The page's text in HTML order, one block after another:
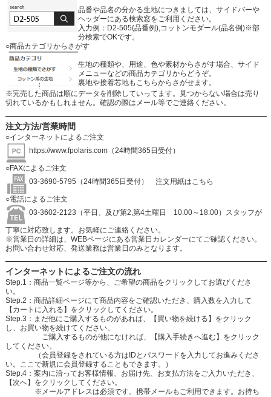
品番や品名の分かる生地につきましては、サイドバーや
ヘッダーにある検索窓をご利用ください。
入力例：D2-505(品番例),コットンモダール(品名例)※部
分検索でOKです。
○商品カテゴリからさがす
生地の種類や、用途、色や素材からさがす場合、サイド
メニューなどの商品カテゴリからどうぞ。
裏地や接着芯地もこちらからさがせます。
※完売した商品は順にデータを削除していってます。見つからない場合は売り
切れているかもしれません。確認の際はメール等でご連絡ください。
注文方法/営業時間
○インターネットによるご注文
https://www.fpolaris.com（24時間365日受付）
○FAXによるご注文
03-3690-5795（24時間365日受付）
注文用紙はこちら
○電話によるご注文
03-3602-2123（平日、及び第2,第4土曜日 10:00～18:00）スタッフが
丁寧に対応致します。お気軽にご連絡ください。
※営業日の詳細は、WEBページにある営業日カレンダーにてご確認ください。
お問い合わせ対応、発送業務は営業日のみとなります。
インターネットによるご注文の流れ
Step.1：商品一覧ページ等から、ご希望の商品をクリックしてお選びくださ
い。
Step.2：商品詳細ページにて商品内容をご確認いただき、購入数を入力して
【カートに入れる】をクリックしてください。
Step.3：まだ他にご購入するものがあれば、【買い物を続ける】をクリック
し、お買い物を続けてください。
ご購入するものが他になければ、【購入手続きへ進む】をクリック
してください。
（会員登録をされている方はIDとパスワードを入力してお進みくださ
い。ここで新規に会員登録することもできます。）
Step.4：案内に沿ってお客様情報、お届け先、お支払方法をご入力いただき、
【次へ】をクリックしてください。
※メールアドレスは必須です。携帯メールもご利用できます。お持ち